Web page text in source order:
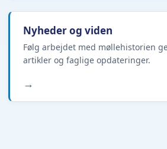
Nyheder og viden
Følg arbejdet med møllehistorien
artikler og faglige opdateringer.
→